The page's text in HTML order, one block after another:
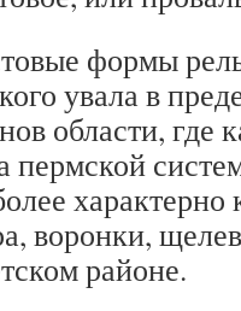
формы
увала в
области, где
пермской
воронки,
районе.